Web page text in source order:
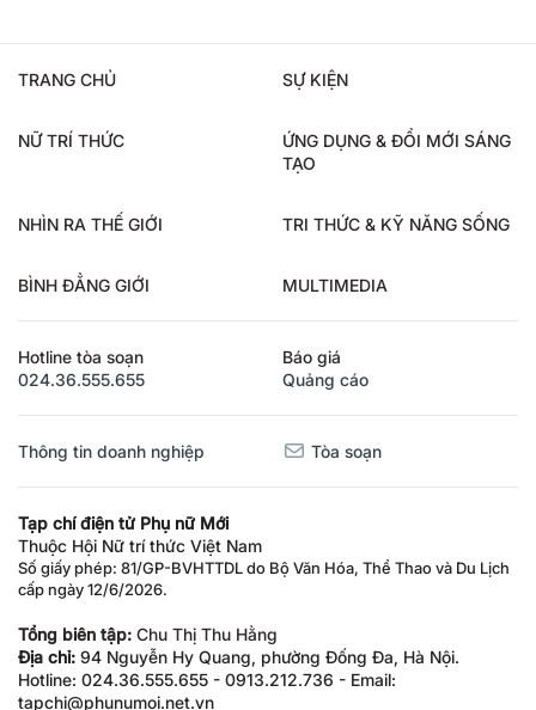
TRANG CHỦ SỰ KIỆN
NỮ TRÍ THỨC
ỨNG DỤNG & ĐỔI MỚI SÁNG
TẠO
NHÌN RA THẾ GIỚI TRI THỨC & KỸ NĂNG SỐNG
BÌNH ĐẲNG GIỚI MULTIMEDIA
Hotline tòa soạn
024.36.555.655
Báo giá
Quảng cáo
Thông tin doanh nghiệp Tòa soạn
Tạp chí điện tử Phụ nữ Mới
Thuộc Hội Nữ trí thức Việt Nam
Số giấy phép: 81/GP-BVHTTDL do Bộ Văn Hóa, Thể Thao và Du Lịch
cấp ngày 12/6/2026.
Tổng biên tập: Chu Thị Thu Hằng
Địa chỉ: 94 Nguyễn Hy Quang, phường Đống Đa, Hà Nội.
Hotline: 024.36.555.655 - 0913.212.736 - Email: